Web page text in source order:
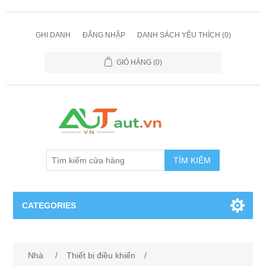
GHI DANH ĐĂNG NHẬP DANH SÁCH YÊU THÍCH (0)
GIỎ HÀNG (0)
TÌM KIẾM
CATEGORIES
Nhà / Thiết bị điều khiển
/